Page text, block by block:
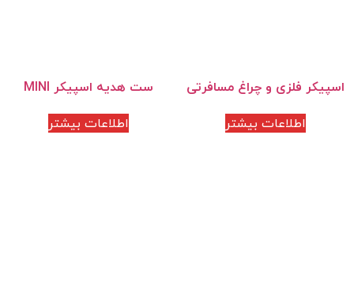
اسپیکر فلزی و چراغ مسافرتی
اطلاعات بیشتر
ست هدیه اسپیکر MINI
اطلاعات بیشتر